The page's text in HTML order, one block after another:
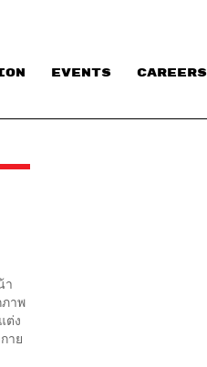
EVENTS CAREERS
า
ภาพ
ต่ง
าย